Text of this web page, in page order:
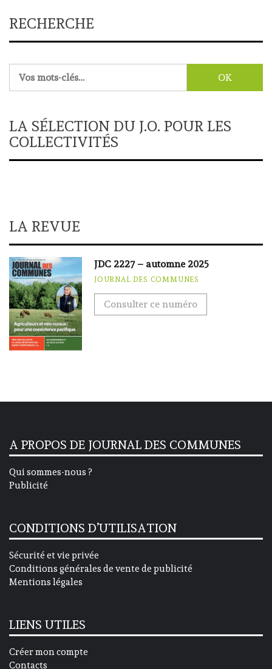
RECHERCHE
LA SÉLECTION DU J.O. POUR LES
COLLECTIVITÉS
LA REVUE
JDC 2227 – automne 2025
JOURNAL DES COMMUNES
Consulter ce numéro
A PROPOS DE JOURNAL DES COMMUNES
Qui sommes-nous ?
Publicité
CONDITIONS D’UTILISATION
Sécurité et vie privée
Conditions générales de vente de publicité
Mentions légales
LIENS UTILES
Créer mon compte
Contacts